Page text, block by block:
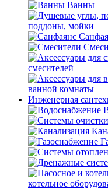
Ванны
поддоны, мойки
смесителей
ванной комнаты
Инженерная
котельное